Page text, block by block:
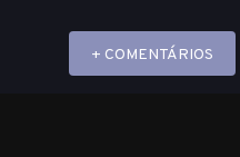
+ COMENTÁRIOS